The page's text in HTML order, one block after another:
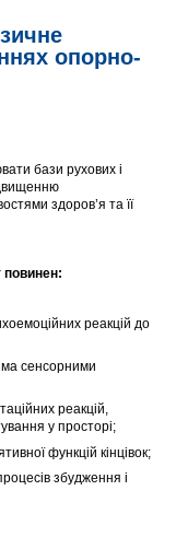
опорно-
бази рухових і
здоров’я та її
повинен:
реакцій до
сенсорними
реакцій,
у просторі;
функцій кінцівок;
збудження і